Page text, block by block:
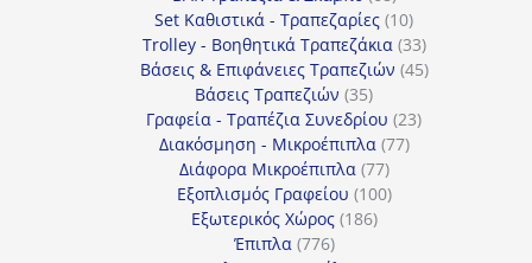
προϊόντα
Set Καθιστικά - Τραπεζαρίες 1010
προϊόντα
Trolley - Βοηθητικά Τραπεζάκια 3333
προϊόντα
Βάσεις & Επιφάνειες Τραπεζιών 4545
Βάσεις Τραπεζιών 3535
προϊόντα
Γραφεία - Τραπέζια Συνεδρίου 2323
Διακόσμηση - Μικροέπιπλα 7777
Διάφορα Μικροέπιπλα 7777
προϊόντα
Εξοπλισμός Γραφείου 100100
Εξωτερικός Χώρος 186186
Έπιπλα 776776